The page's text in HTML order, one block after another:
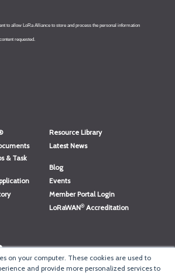
on your computer. These cookies are used to
and provide more personalized services to
Resource Library
Latest News
& Task
Blog
Events
Member Portal Login
LoRaWAN® Accreditation